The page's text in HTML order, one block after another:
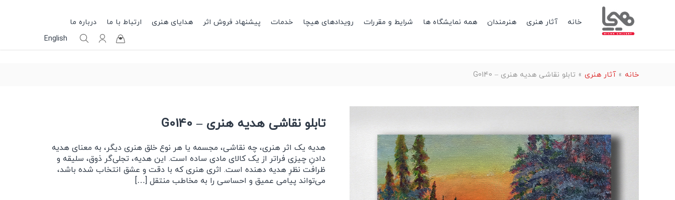
خانه آثار هنری هنرمندان همه نمایشگاه ها شرایط و مقررات رویدادهای هیچا خدمات پیشنهاد فروش اثر هدایای هنری ارتباط با ما
درباره ما
English
خانه »آثار هنری » تابلو نقاشی هدیه هنری – G0140
تابلو نقاشی هدیه هنری – G0140
هدیه یک اثر هنری، چه نقاشی، مجسمه یا هر نوع خلق هنری دیگر، به معنای هدیه
دادنِ چیزی فراتر از یک کالای مادی ساده است. این هدیه، تجلی‌گر ذوق، سلیقه و
ظرافت نظرِ هدیه دهنده است. اثری هنری که با دقت و عشق انتخاب شده باشد،
می‌تواند پیامی عمیق و احساسی را به مخاطب منتقل […]